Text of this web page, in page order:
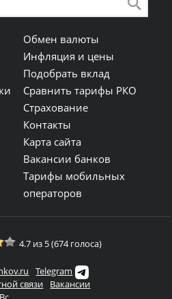
Обмен валюты
Инфляция и цены
Подобрать вклад
Сравнить тарифы РКО
Страхование
Контакты
Карта сайта
Вакансии банков
Тарифы мобильных
операторов
4.7 из 5 (674 голоса)
Telegram
связи
Вакансии